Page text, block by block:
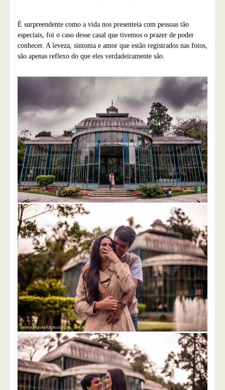
É surpreendente como a vida nos presenteia com pessoas tão
especiais, foi o caso desse casal que tivemos o prazer de poder
conhecer. A leveza, sintonia e amor que estão registrados nas fotos,
são apenas reflexo do que eles verdadeiramente são.